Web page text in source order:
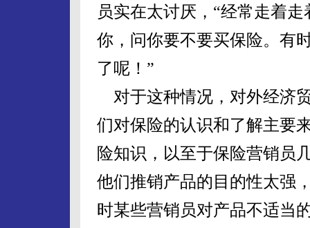
员实在太讨厌，“经常走着
你，问你要不要买保险。有
了呢！”
对于这种情况，对外经济
们对保险的认识和了解主要
险知识，以至于保险营销员
他们推销产品的目的性太强
时某些营销员对产品不适当